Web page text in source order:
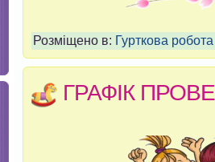
Розміщено в: Гурткова робота
ГРАФІК